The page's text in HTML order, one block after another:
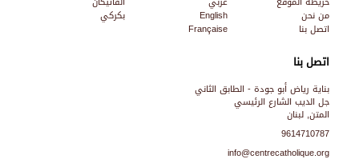
اتصل بنا
بناية رياض أبو جودة - الطابق الثاني
جل الديب الشارع الرئيسي
المتن, لبنان
9614710787
info@centrecatholique.org
من نحن
اتصل بنا
English
Française
بكركي